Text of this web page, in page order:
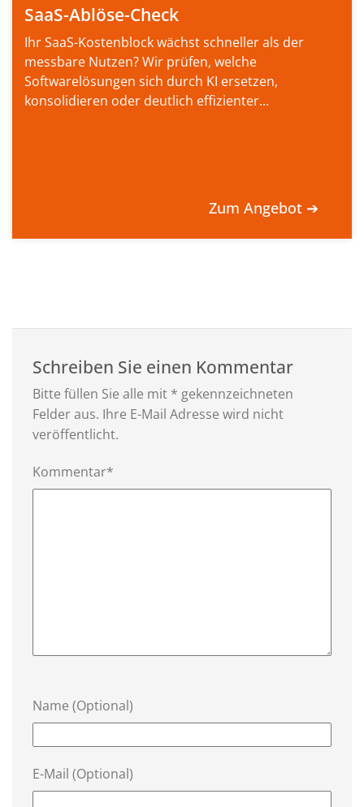
SaaS-Ablöse-Check
Ihr SaaS-Kostenblock wächst schneller als der
messbare Nutzen? Wir prüfen, welche
Softwarelösungen sich durch KI ersetzen,
konsolidieren oder deutlich effizienter...
Zum Angebot ➔
Schreiben Sie einen Kommentar
Bitte füllen Sie alle mit * gekennzeichneten
Felder aus. Ihre E-Mail Adresse wird nicht
veröffentlicht.
Kommentar*
Name (Optional)
E-Mail (Optional)